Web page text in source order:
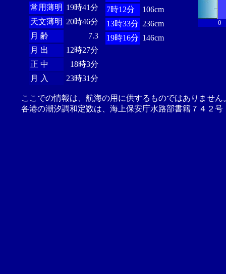
常用薄明 19時41分
天文薄明 20時46分
月 齢
7.3
月 出
12時27分
正 中
18時3分
月 入
23時31分
7時12分
106cm
13時33分 236cm
19時16分 146cm
0
ここでの情報は、航海の用に供するものではありませ
各港の潮汐調和定数は、海上保安庁水路部書籍７４２